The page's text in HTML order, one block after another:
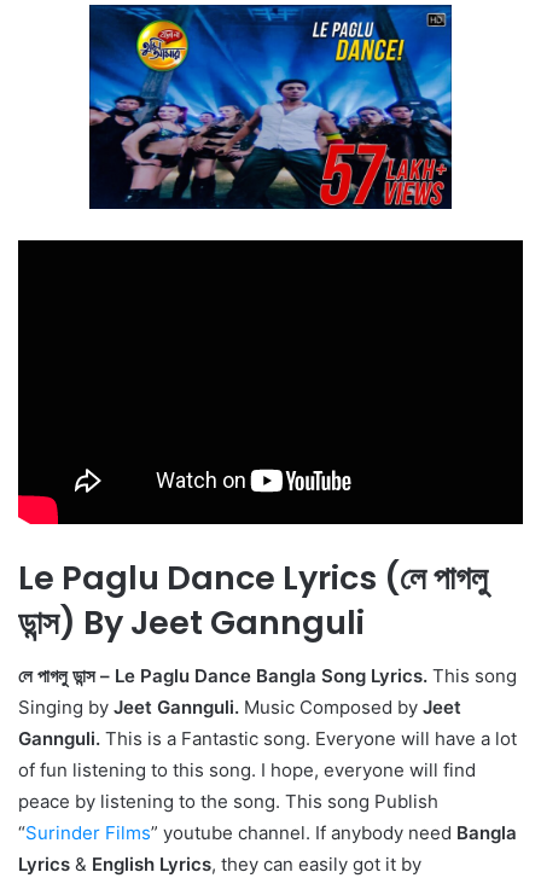
Le Paglu Dance Lyrics (লে পাগলু
ডান্স) By Jeet Gannguli
লে পাগলু ডান্স – Le Paglu Dance Bangla Song Lyrics. This song
Singing by Jeet Gannguli. Music Composed by Jeet
Gannguli. This is a Fantastic song. Everyone will have a lot
of fun listening to this song. I hope, everyone will find
peace by listening to the song. This song Publish
“Surinder Films” youtube channel. If anybody need Bangla
Lyrics & English Lyrics, they can easily got it by